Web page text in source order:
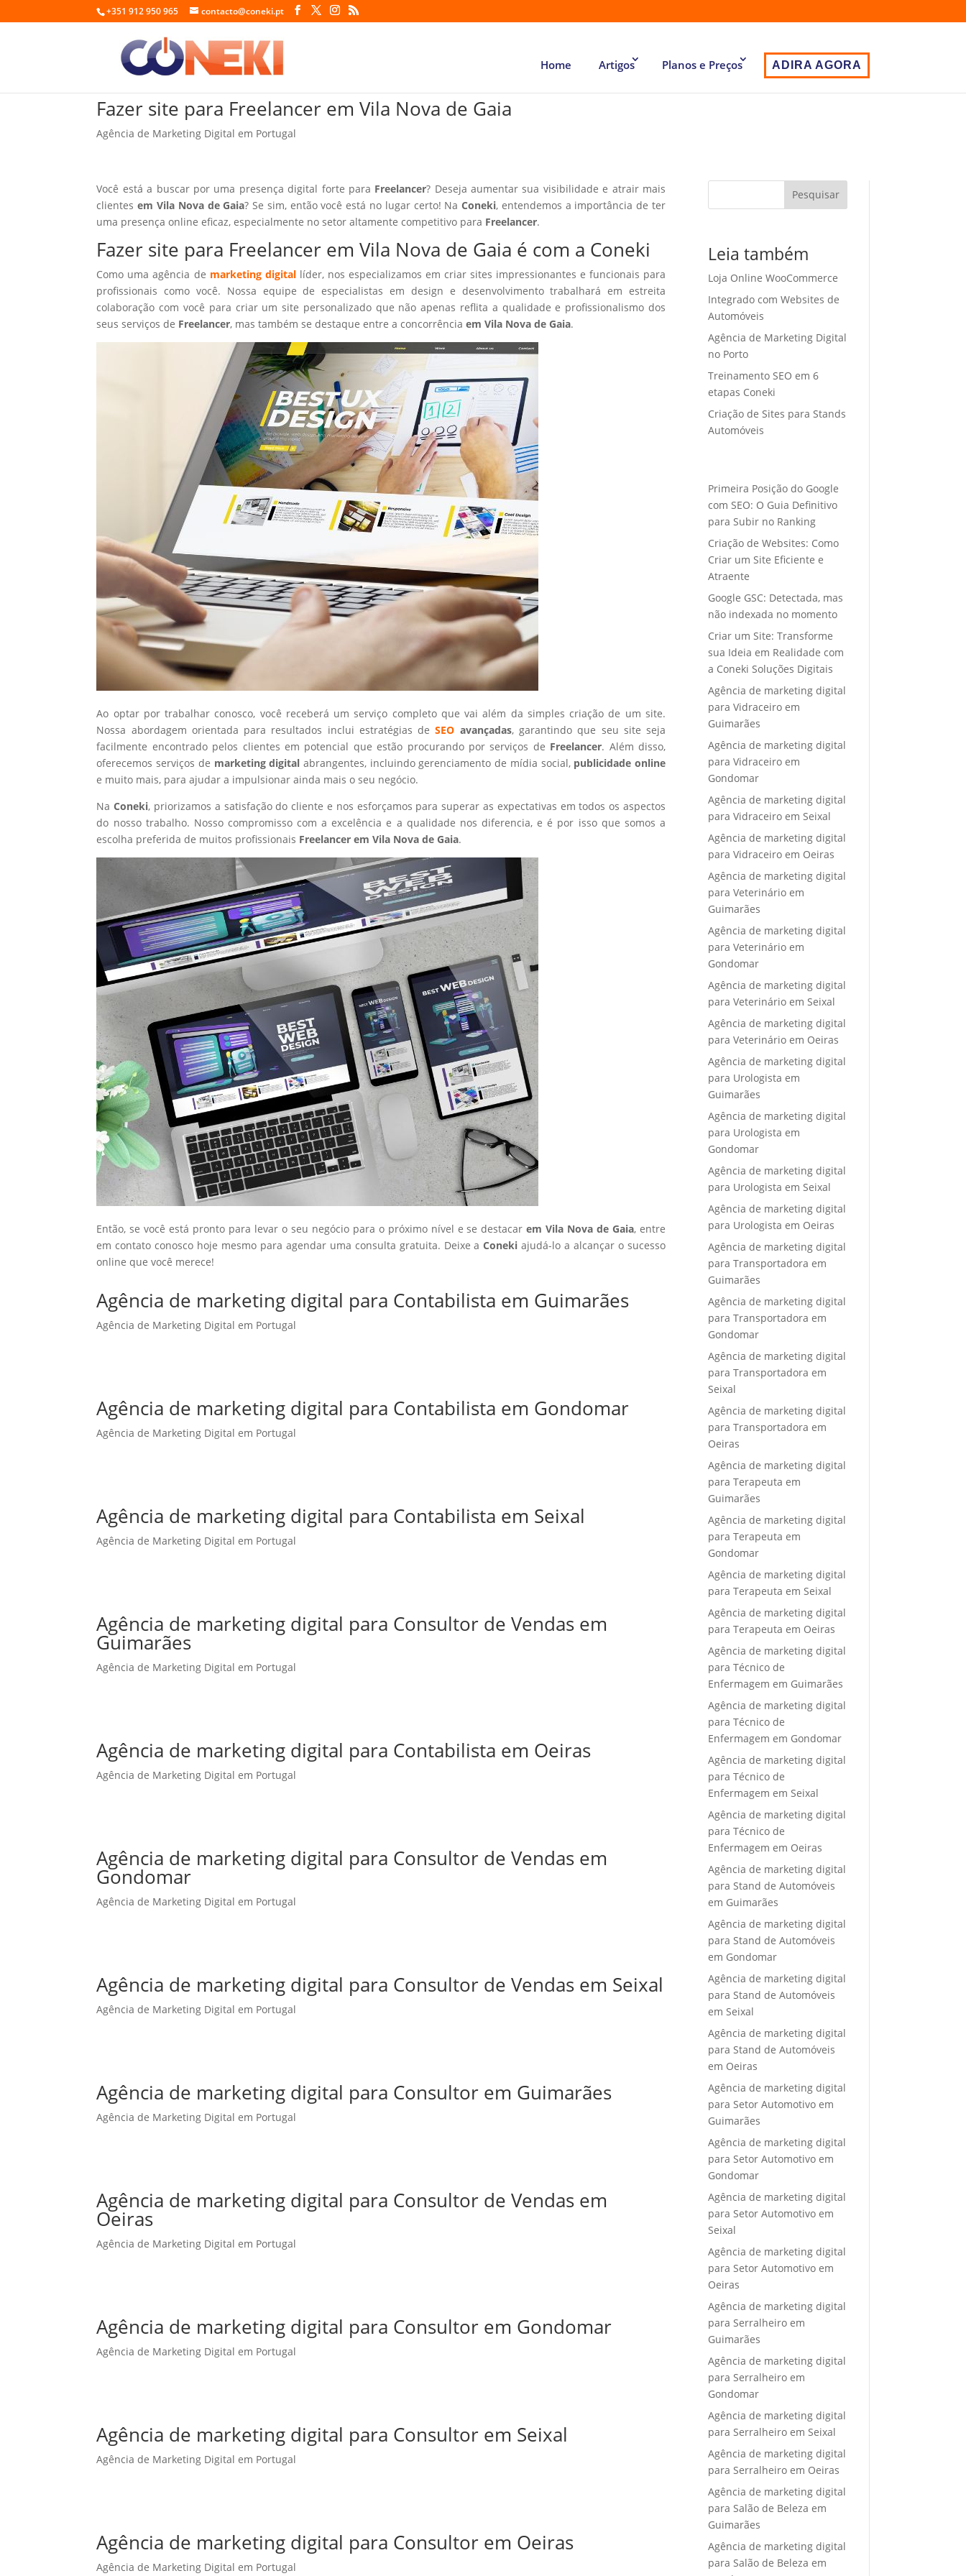
+351 912 950 965 contacto@coneki.pt
Home Artigos Planos e Preços ADIRA AGORA
Fazer site para Freelancer em Vila Nova de Gaia
Agência de Marketing Digital em Portugal
Você está a buscar por uma presença digital forte para Freelancer? Deseja aumentar sua visibilidade e atrair mais
clientesem Vila Nova de Gaia? Se sim, então você está no lugar certo! NaConeki, entendemos a importância de ter
uma presença online eficaz, especialmente no setor altamente competitivo para Freelancer.
Fazer site para Freelancer em Vila Nova de Gaia é com a Coneki
Como uma agência de marketing digitallíder, nos especializamos em criar sites impressionantes e funcionais para
profissionais como você. Nossa equipe de especialistas em design e desenvolvimento trabalhará em estreita
colaboração com você para criar um site personalizado que não apenas reflita a qualidade e profissionalismo dos
seus serviços de Freelancer, mas também se destaque entre a concorrênciaem Vila Nova de Gaia.
Ao optar por trabalhar conosco, você receberá um serviço completo que vai além da simples criação de um site.
Nossa abordagem orientada para resultados inclui estratégias deSEO avançadas, garantindo que seu site seja
facilmente encontrado pelos clientes em potencial que estão procurando por serviços de Freelancer. Além disso,
oferecemos serviços de marketing digital abrangentes, incluindo gerenciamento de mídia social, publicidade online
e muito mais, para ajudar a impulsionar ainda mais o seu negócio.
NaConeki, priorizamos a satisfação do cliente e nos esforçamos para superar as expectativas em todos os aspectos
do nosso trabalho. Nosso compromisso com a excelência e a qualidade nos diferencia, e é por isso que somos a
escolha preferida de muitos profissionais Freelancer em Vila Nova de Gaia.
Então, se você está pronto para levar o seu negócio para o próximo nível e se destacarem Vila Nova de Gaia, entre
em contato conosco hoje mesmo para agendar uma consulta gratuita. Deixe aConeki ajudá-lo a alcançar o sucesso
online que você merece!
Agência de marketing digital para Contabilista em Guimarães
Agência de Marketing Digital em Portugal
Agência de marketing digital para Contabilista em Gondomar
Agência de Marketing Digital em Portugal
Agência de marketing digital para Contabilista em Seixal
Agência de Marketing Digital em Portugal
Agência de marketing digital para Consultor de Vendas em
Guimarães
Agência de Marketing Digital em Portugal
Agência de marketing digital para Contabilista em Oeiras
Agência de Marketing Digital em Portugal
Agência de marketing digital para Consultor de Vendas em
Gondomar
Agência de Marketing Digital em Portugal
Agência de marketing digital para Consultor de Vendas em Seixal
Agência de Marketing Digital em Portugal
Agência de marketing digital para Consultor em Guimarães
Agência de Marketing Digital em Portugal
Agência de marketing digital para Consultor de Vendas em
Oeiras
Agência de Marketing Digital em Portugal
Agência de marketing digital para Consultor em Gondomar
Agência de Marketing Digital em Portugal
Agência de marketing digital para Consultor em Seixal
Agência de Marketing Digital em Portugal
Agência de marketing digital para Consultor em Oeiras
Agência de Marketing Digital em Portugal
Pesquisar
Leia também
Loja Online WooCommerce
Integrado com Websites de
Automóveis
Agência de Marketing Digital
no Porto
Treinamento SEO em 6
etapas Coneki
Criação de Sites para Stands
Automóveis
Primeira Posição do Google
com SEO: O Guia Definitivo
para Subir no Ranking
Criação de Websites: Como
Criar um Site Eficiente e
Atraente
Google GSC: Detectada, mas
não indexada no momento
Criar um Site: Transforme
sua Ideia em Realidade com
a Coneki Soluções Digitais
Agência de marketing digital
para Vidraceiro em
Guimarães
Agência de marketing digital
para Vidraceiro em
Gondomar
Agência de marketing digital
para Vidraceiro em Seixal
Agência de marketing digital
para Vidraceiro em Oeiras
Agência de marketing digital
para Veterinário em
Guimarães
Agência de marketing digital
para Veterinário em
Gondomar
Agência de marketing digital
para Veterinário em Seixal
Agência de marketing digital
para Veterinário em Oeiras
Agência de marketing digital
para Urologista em
Guimarães
Agência de marketing digital
para Urologista em
Gondomar
Agência de marketing digital
para Urologista em Seixal
Agência de marketing digital
para Urologista em Oeiras
Agência de marketing digital
para Transportadora em
Guimarães
Agência de marketing digital
para Transportadora em
Gondomar
Agência de marketing digital
para Transportadora em
Seixal
Agência de marketing digital
para Transportadora em
Oeiras
Agência de marketing digital
para Terapeuta em
Guimarães
Agência de marketing digital
para Terapeuta em
Gondomar
Agência de marketing digital
para Terapeuta em Seixal
Agência de marketing digital
para Terapeuta em Oeiras
Agência de marketing digital
para Técnico de
Enfermagem em Guimarães
Agência de marketing digital
para Técnico de
Enfermagem em Gondomar
Agência de marketing digital
para Técnico de
Enfermagem em Seixal
Agência de marketing digital
para Técnico de
Enfermagem em Oeiras
Agência de marketing digital
para Stand de Automóveis
em Guimarães
Agência de marketing digital
para Stand de Automóveis
em Gondomar
Agência de marketing digital
para Stand de Automóveis
em Seixal
Agência de marketing digital
para Stand de Automóveis
em Oeiras
Agência de marketing digital
para Setor Automotivo em
Guimarães
Agência de marketing digital
para Setor Automotivo em
Gondomar
Agência de marketing digital
para Setor Automotivo em
Seixal
Agência de marketing digital
para Setor Automotivo em
Oeiras
Agência de marketing digital
para Serralheiro em
Guimarães
Agência de marketing digital
para Serralheiro em
Gondomar
Agência de marketing digital
para Serralheiro em Seixal
Agência de marketing digital
para Serralheiro em Oeiras
Agência de marketing digital
para Salão de Beleza em
Guimarães
Agência de marketing digital
para Salão de Beleza em